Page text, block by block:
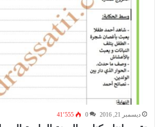
ديسمبر 21, 2016 0 41٬555